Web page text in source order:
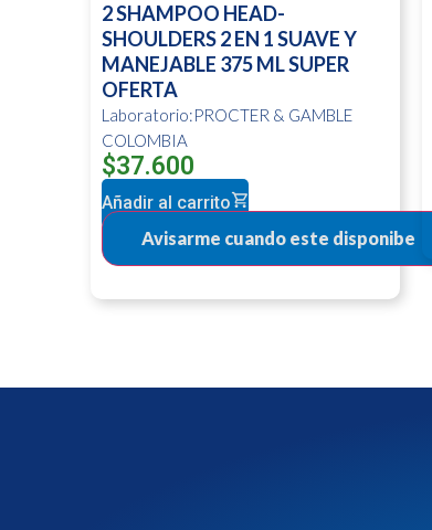
2 SHAMPOO HEAD-
SHOULDERS 2 EN 1 SUAVE Y
MANEJABLE 375 ML SUPER
OFERTA
Laboratorio:PROCTER & GAMBLE
COLOMBIA
$37.600
Añadir al carrito